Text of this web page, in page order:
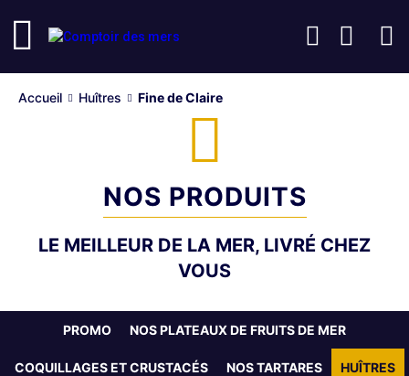
Accueil Huîtres Fine de Claire
NOS PRODUITS
LE MEILLEUR DE LA MER, LIVRÉ CHEZ
VOUS
PROMO NOS PLATEAUX DE FRUITS DE MER
COQUILLAGES ET CRUSTACÉS NOS TARTARES HUÎTRES